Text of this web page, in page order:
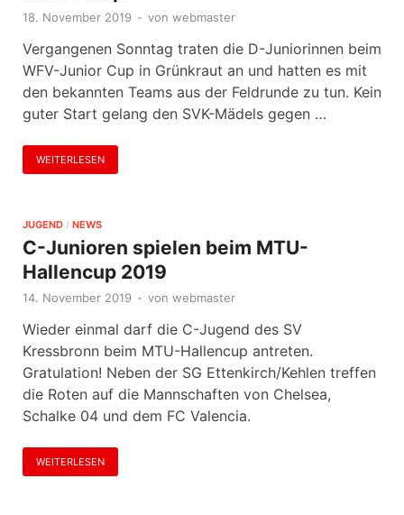
18. November 2019 - von webmaster
Vergangenen Sonntag traten die D-Juniorinnen beim
WFV-Junior Cup in Grünkraut an und hatten es mit
den bekannten Teams aus der Feldrunde zu tun. Kein
guter Start gelang den SVK-Mädels gegen …
WEITERLESEN
JUGEND / NEWS
C-Junioren spielen beim MTU-
Hallencup 2019
14. November 2019 - von webmaster
Wieder einmal darf die C-Jugend des SV
Kressbronn beim MTU-Hallencup antreten.
Gratulation! Neben der SG Ettenkirch/Kehlen treffen
die Roten auf die Mannschaften von Chelsea,
Schalke 04 und dem FC Valencia.
WEITERLESEN